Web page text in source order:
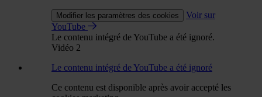
Modifier les paramètres des cookies
Voir sur
YouTube
Le contenu intégré de YouTube a été ignoré.
Vidéo 2
Le contenu intégré de YouTube a été ignoré
Ce contenu est disponible après avoir accepté les